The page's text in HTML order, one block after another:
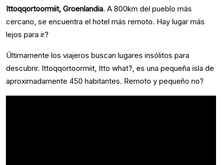
Ittoqqortoormiit, Groenlandia. A 800km del pueblo más
cercano, se encuentra el hotel más remoto. Hay lugar más
lejos para ir?
Últimamente los viajeros buscan lugares insólitos para
descubrir. Ittoqqortoormiit, Itto what?, es una pequeña isla de
aproximadamente 450 habitantes. Remoto y pequeño no?